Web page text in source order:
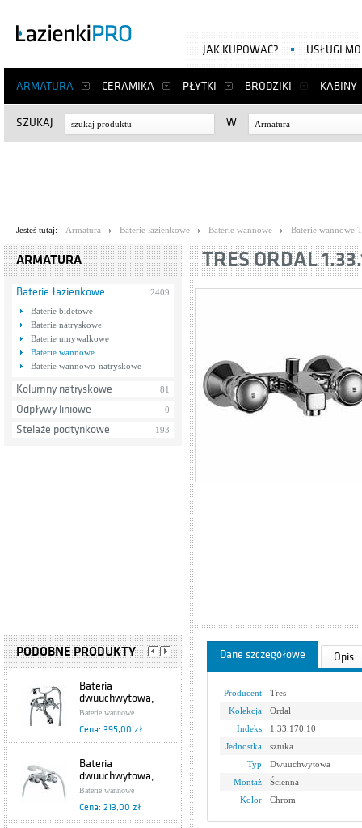
ARMATURA CERAMIKA PŁYTKI BRODZIKI KABINY
JAK KUPOWAĆ? USŁUGI
SZUKAJ W Armatura
Jesteś tutaj: Armatura Baterie łazienkowe Baterie wannowe Baterie wannowe
ARMATURA
Baterie łazienkowe
2409
Baterie bidetowe
Baterie natryskowe
Baterie umywalkowe
Baterie wannowe
Baterie wannowo-natryskowe
Kolumny natryskowe 81
Odpływy liniowe 0
Stelaże podtynkowe 193
PODOBNE PRODUKTY
Bateria
dwuuchwytowa,
wannowa Retro
Armatura Kraków
Baterie wannowe
Cena: 395,00 zł
Bateria
dwuuchwytowa,
wannowa Standard
Armatura Kraków
Baterie wannowe
Cena: 213,00 zł
TRES ORDAL
Dane szczegółowe Opis
Producent
Tres
Kolekcja
Ordal
Indeks
1.33.170.10
Jednostka
sztuka
Typ
Dwuuchwytowa
Montaż
Ścienna
Kolor
Chrom